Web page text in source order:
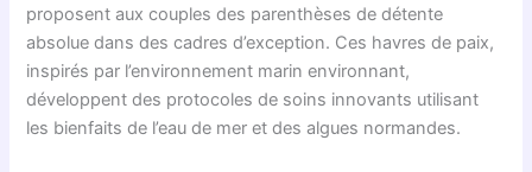
proposent aux couples des parenthèses de détente
absolue dans des cadres d’exception. Ces havres de paix,
inspirés par l’environnement marin environnant,
développent des protocoles de soins innovants utilisant
les bienfaits de l’eau de mer et des algues normandes.